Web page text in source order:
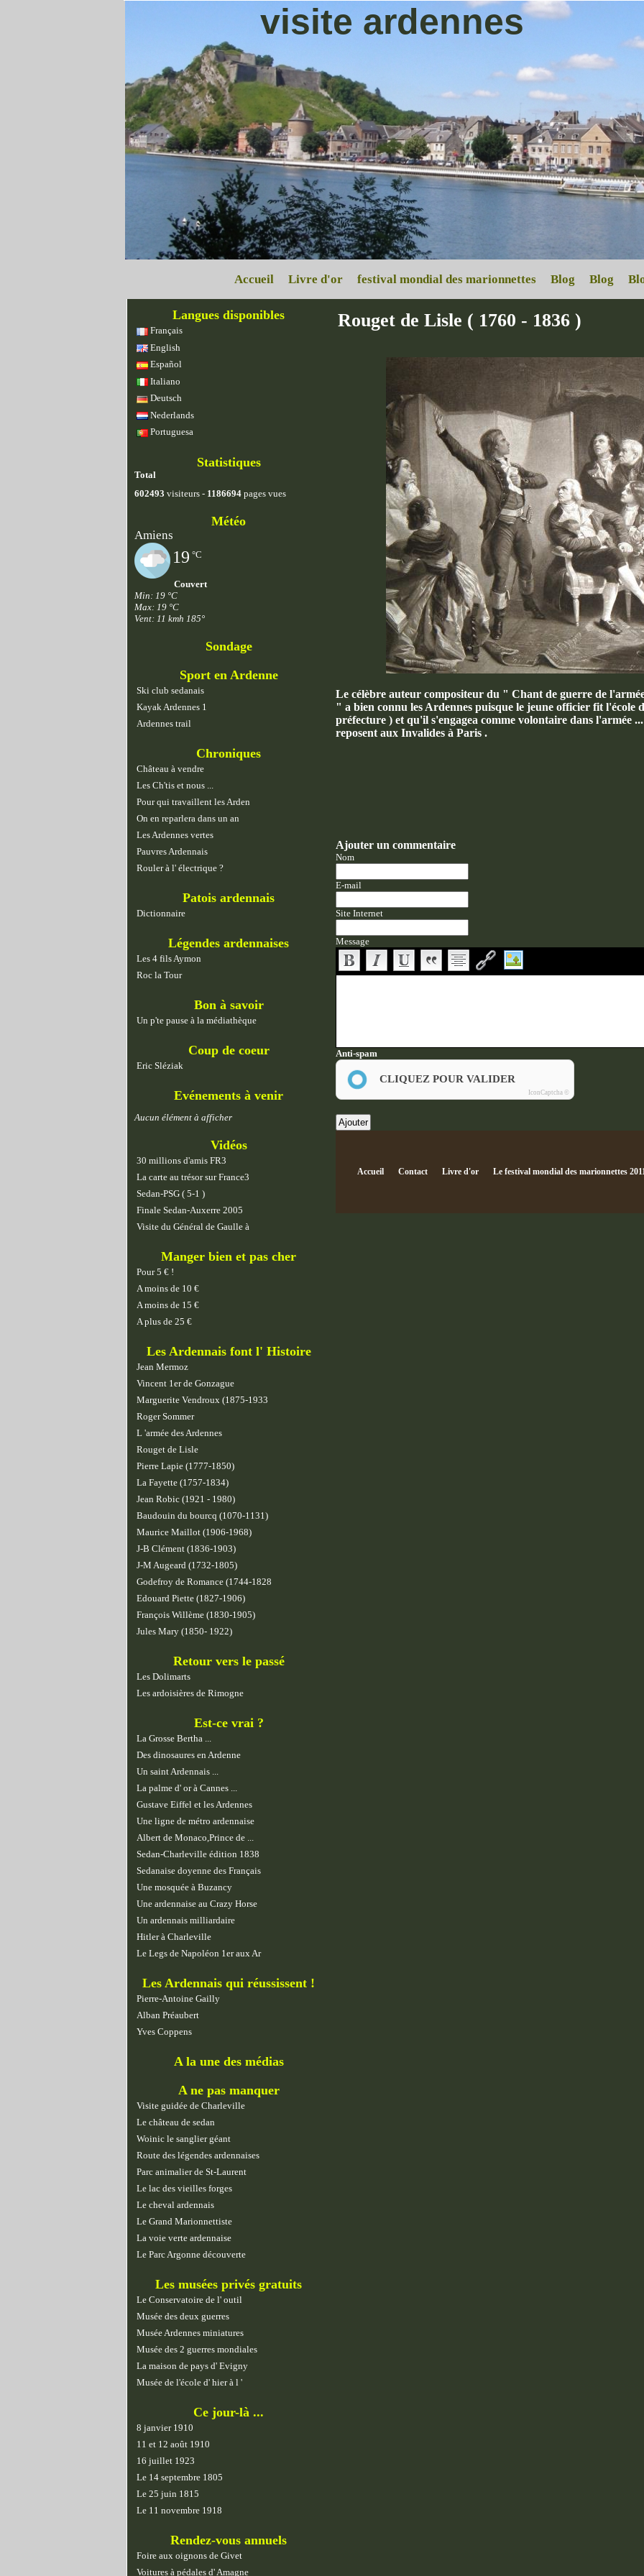
visite ardennes
Accueil Livre d'or festival mondial des marionnettes Blog Blog
Langues disponibles
Français
English
Español
Italiano
Deutsch
Nederlands
Portuguesa
Statistiques
Total
602493 visiteurs - 1186694 pages vues
Météo
Amiens
19 °C
Couvert
Min: 19 °C
Max: 19 °C
Vent: 11 kmh 185°
Sondage
Sport en Ardenne
Ski club sedanais
Kayak Ardennes 1
Ardennes trail
Chroniques
Château à vendre
Les Ch'tis et nous ...
Pour qui travaillent les Arden
On en reparlera dans un an
Les Ardennes vertes
Pauvres Ardennais
Rouler à l' électrique ?
Patois ardennais
Dictionnaire
Légendes ardennaises
Les 4 fils Aymon
Roc la Tour
Bon à savoir
Un p'te pause à la médiathèque
Coup de coeur
Eric Sléziak
Evénements à venir
Aucun élément à afficher
Vidéos
30 millions d'amis FR3
La carte au trésor sur France3
Sedan-PSG ( 5-1 )
Finale Sedan-Auxerre 2005
Visite du Général de Gaulle à
Manger bien et pas cher
Pour 5 € !
A moins de 10 €
A moins de 15 €
A plus de 25 €
Les Ardennais font l' Histoire
Jean Mermoz
Vincent 1er de Gonzague
Marguerite Vendroux (1875-1933
Roger Sommer
L 'armée des Ardennes
Rouget de Lisle
Pierre Lapie (1777-1850)
La Fayette (1757-1834)
Jean Robic (1921 - 1980)
Baudouin du bourcq (1070-1131)
Maurice Maillot (1906-1968)
J-B Clément (1836-1903)
J-M Augeard (1732-1805)
Godefroy de Romance (1744-1828
Edouard Piette (1827-1906)
François Willème (1830-1905)
Jules Mary (1850- 1922)
Retour vers le passé
Les Dolimarts
Les ardoisières de Rimogne
Est-ce vrai ?
La Grosse Bertha ...
Des dinosaures en Ardenne
Un saint Ardennais ...
La palme d' or à Cannes ...
Gustave Eiffel et les Ardennes
Une ligne de métro ardennaise
Albert de Monaco,Prince de ...
Sedan-Charleville édition 1838
Sedanaise doyenne des Français
Une mosquée à Buzancy
Une ardennaise au Crazy Horse
Un ardennais milliardaire
Hitler à Charleville
Le Legs de Napoléon 1er aux Ar
Les Ardennais qui réussissent !
Pierre-Antoine Gailly
Alban Préaubert
Yves Coppens
A la une des médias
A ne pas manquer
Visite guidée de Charleville
Le château de sedan
Woinic le sanglier géant
Route des légendes ardennaises
Parc animalier de St-Laurent
Le lac des vieilles forges
Le cheval ardennais
Le Grand Marionnettiste
La voie verte ardennaise
Le Parc Argonne découverte
Les musées privés gratuits
Le Conservatoire de l' outil
Musée des deux guerres
Musée Ardennes miniatures
Musée des 2 guerres mondiales
La maison de pays d' Evigny
Musée de l'école d' hier à l '
Ce jour-là ...
8 janvier 1910
11 et 12 août 1910
16 juillet 1923
Le 14 septembre 1805
Le 25 juin 1815
Le 11 novembre 1918
Rendez-vous annuels
Foire aux oignons de Givet
Voitures à pédales d' Amagne
Rouget de Lisle ( 1760 - 1836 )
Le célèbre auteur compositeur du " Chant de guerre de
" a bien connu les Ardennes puisque le jeune officier fit l'école
préfecture ) et qu'il s'engagea comme volontaire dans l'armée
reposent aux Invalides à Paris .
Ajouter un commentaire
Nom
E-mail
Site Internet
Message
Anti-spam
CLIQUEZ POUR VALIDER
IconCaptcha ©
Accueil Contact Livre d'or Le festival mondial des marionnettes